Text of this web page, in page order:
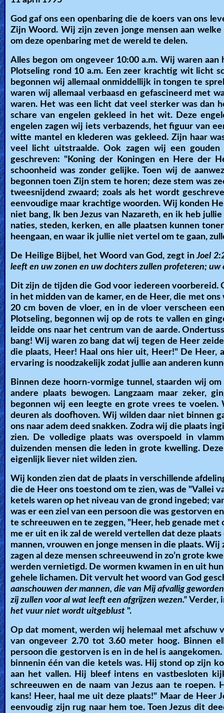
🎞
Godly
Movies
🎞
CBN
Videos
🎞
Kids
Videos
🎞
Worship
Music
🎞
Vids
for
New
Believers
Heaven
Hell
Prayer
Bible/Study
Jesus
Warfare
Revelations
Testimonies
Evangelism
Documentaries
God gaf ons een openbaring die de koers van ons
Zijn Woord. Wij zijn zeven jonge mensen aan
om deze openbaring met de wereld te delen.
Alles begon om ongeveer 10:00 a.m. Wij waren
Plotseling rond 10 a.m. Een zeer krachtig wit licht
begonnen wij allemaal onmiddellijk in tongen te
waren wij allemaal verbaasd en gefascineerd met
waren. Het was een licht dat veel sterker was dan
schare van engelen gekleed in het wit. Deze
engelen zagen wij iets verbazends, het figuur van
witte mantel en klederen was gekleed. Zijn haar
veel licht uitstraalde. Ook zagen wij een
geschreven: "Koning der Koningen en Here der
schoonheid was zonder gelijke. Toen wij de
begonnen toen Zijn stem te horen; deze stem was
tweesnijdend zwaard; zoals als het wordt
eenvoudige maar krachtige woorden. Wij konden
niet bang, Ik ben Jezus van Nazareth, en ik heb
naties, steden, kerken, en alle plaatsen kunnen
heengaan, en waar ik jullie niet vertel om te gaan,
De Heilige Bijbel, het Woord van God, zegt inJoel
leeft en uw zonen en uw dochters zullen profeteren;
Dit zijn de tijden die God voor iedereen voorbereid.
in het midden van de kamer, en de Heer, die met
20 cm boven de vloer, en in de vloer verscheen
Plotseling, begonnen wij op de rots te vallen en
leidde ons naar het centrum van de aarde.
bang! Wij waren zo bang dat wij tegen de Heer
die plaats, Heer! Haal ons hier uit, Heer!" De Heer,
ervaring is noodzakelijk zodat jullie aan anderen
Binnen deze hoorn-vormige tunnel, staarden wij
andere plaats bewogen. Langzaam maar zeker,
begonnen wij een leegte en grote vrees te
deuren als doofhoven. Wij wilden daar niet binnen
ons naar adem deed snakken. Zodra wij die plaats
zien. De volledige plaats was overspoeld in
duizenden mensen die leden in grote kwelling.
eigenlijk liever niet wilden zien.
Wij konden zien dat de plaats in verschillende
die de Heer ons toestond om te zien, was de "Vallei
ketels waren op het niveau van de grond ingebed;
was er een ziel van een persoon die was gestorven
te schreeuwen en te zeggen, "Heer, heb genade
me er uit en ik zal de wereld vertellen dat deze
mannen, vrouwen en jonge mensen in die plaats.
zagen al deze mensen schreeuwend in zo’n grote
werden vernietigd. De wormen kwamen in en uit
gehele lichamen. Dit vervult het woord van God
aanschouwen der mannen, die van Mij afvallig
zij zullen voor al wat leeft een afgrijzen wezen." Verder,
het vuur niet wordt uitgeblust ".
Op dat moment, werden wij helemaal met afschuw
van ongeveer 2.70 tot 3.60 meter hoog. Binnen
persoon die gestorven is en in de hel is
binnenin één van die ketels was. Hij stond op zijn
aan het vallen. Hij bleef intens en vastbesloten
schreeuwen en de naam van Jezus aan te
kans! Heer, haal me uit deze plaats!" Maar de Heer
eenvoudig zijn rug naar hem toe. Toen Jezus dit